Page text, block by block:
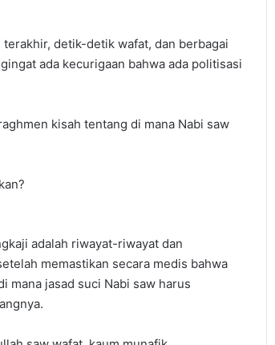
detik-detik wafat, dan berbagai
ada kecurigaan bahwa ada politisasi
kisah tentang di mana Nabi saw
adalah riwayat-riwayat dan
memastikan secara medis bahwa
mana jasad suci Nabi saw harus